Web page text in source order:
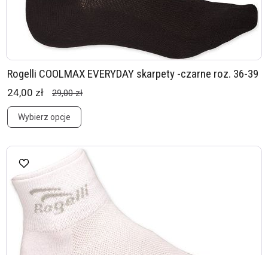
Rogelli COOLMAX EVERYDAY skarpety -czarne roz. 36-39
24,00 zł 29,00 zł
Wybierz opcje